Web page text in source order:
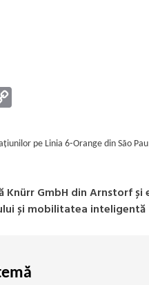
pe Linia 6‑Orange din São
Knürr GmbH din Arnstorf
și mobilitatea inteligentă